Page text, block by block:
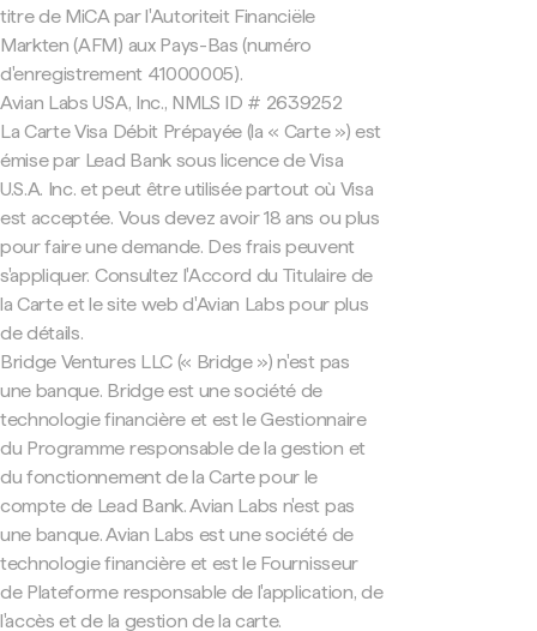
titre de MiCA par l'Autoriteit Financiële
Markten (AFM) aux Pays-Bas (numéro
d'enregistrement 41000005).
Avian Labs USA, Inc., NMLS ID # 2639252
La Carte Visa Débit Prépayée (la « Carte ») est
émise par Lead Bank sous licence de Visa
U.S.A. Inc. et peut être utilisée partout où Visa
est acceptée. Vous devez avoir 18 ans ou plus
pour faire une demande. Des frais peuvent
s'appliquer. Consultez l'Accord du Titulaire de
la Carte et le site web d'Avian Labs pour plus
de détails.
Bridge Ventures LLC (« Bridge ») n'est pas
une banque. Bridge est une société de
technologie financière et est le Gestionnaire
du Programme responsable de la gestion et
du fonctionnement de la Carte pour le
compte de Lead Bank. Avian Labs n'est pas
une banque. Avian Labs est une société de
technologie financière et est le Fournisseur
de Plateforme responsable de l'application, de
l'accès et de la gestion de la carte.